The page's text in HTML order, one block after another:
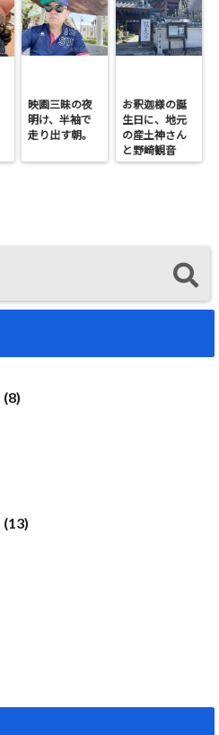
映画三昧の夜
明け、半袖で
走り出す朝。
お釈迦様の誕
生日に、地元
の産土神さん
と野崎観音
へ。
(8)
(13)